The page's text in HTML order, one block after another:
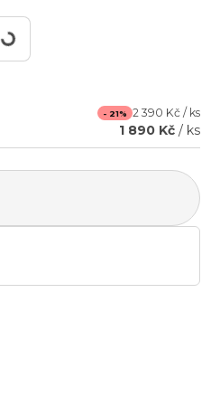
Pracuji...
- 21% 2 390 Kč / ks
1 890 Kč / ks